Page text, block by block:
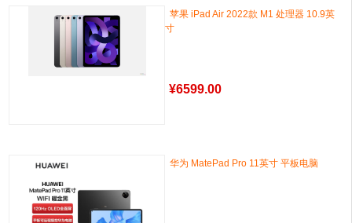
苹果 iPad Air 2022款 M1 处理器 10.9英
寸
¥6599.00
华为 MatePad Pro 11英寸 平板电脑